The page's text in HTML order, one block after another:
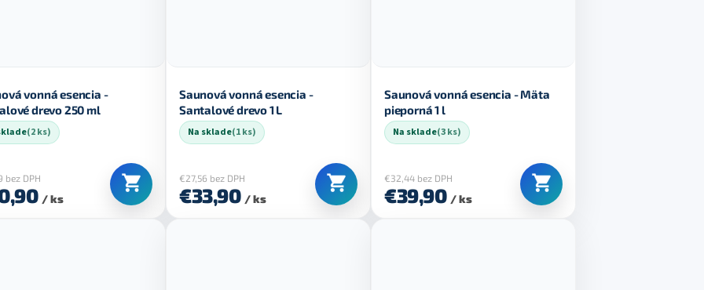
vonná esencia -
drevo 250 ml
(2 ks)
bez DPH
/ ks
Saunová vonná esencia -
Santalové drevo 1 L
Na sklade(1 ks)
€27,56 bez DPH
€33,90 / ks
Saunová vonná esencia - Mäta
pieporná 1 l
Na sklade(3 ks)
€32,44 bez DPH
€39,90 / ks